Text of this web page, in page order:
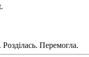
Перемогла.